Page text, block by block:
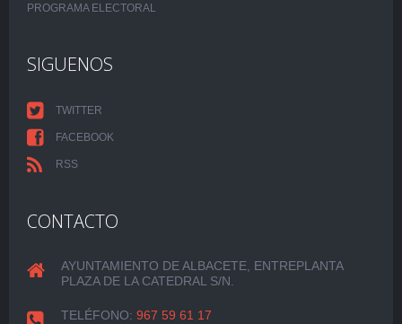
PROGRAMA ELECTORAL
SIGUENOS
TWITTER
FACEBOOK
RSS
CONTACTO
AYUNTAMIENTO DE ALBACETE, ENTREPLANTA
PLAZA DE LA CATEDRAL S/N.
TELÉFONO: 967 59 61 17